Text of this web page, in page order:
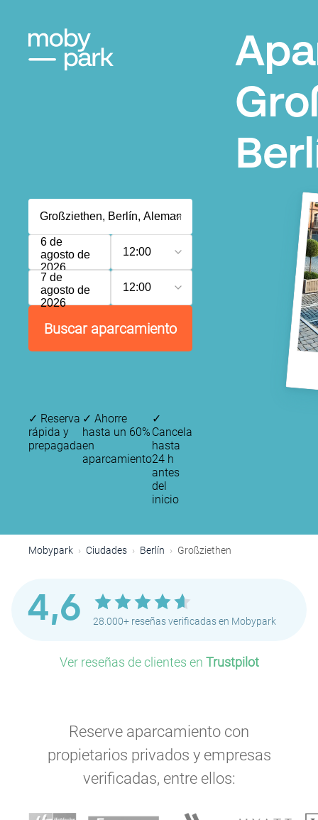
6 de
agosto de
2026
12:00
7 de
agosto de
2026
12:00
Buscar aparcamiento
✓ Reserva
rápida y
prepagada
✓ Ahorre
hasta un 60%
en
aparcamiento
✓
Cancela
hasta
24 h
antes
del
inicio
Mobypark Ciudades Berlín Großziethen
4,6 28.000+ reseñas verificadas en Mobypark
Ver reseñas de clientes en Trustpilot
Reserve aparcamiento con
propietarios privados y empresas
verificadas, entre ellos: